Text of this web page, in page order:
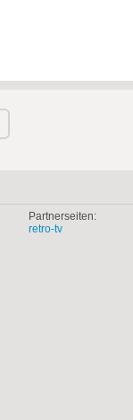
Partnerseiten:
retro-tv